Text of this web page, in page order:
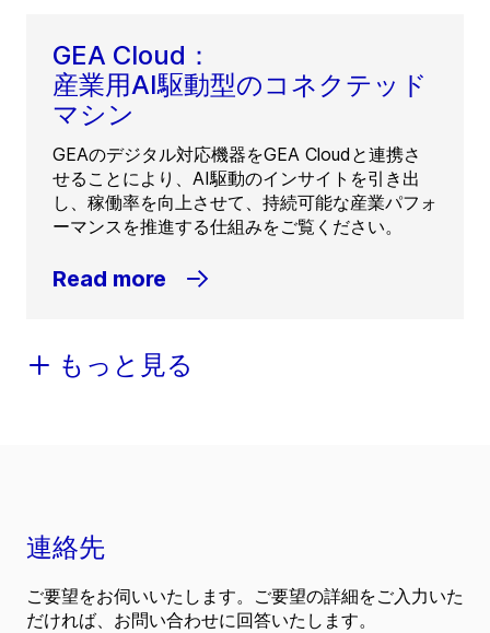
GEA Cloud：
産業用AI駆動型のコネクテッド
マシン
GEAのデジタル対応機器をGEA Cloudと連携さ
せることにより、AI駆動のインサイトを引き出
し、稼働率を向上させて、持続可能な産業パフォ
ーマンスを推進する仕組みをご覧ください。
Read more
もっと見る
連絡先
ご要望をお伺いいたします。ご要望の詳細をご入力いた
だければ、お問い合わせに回答いたします。